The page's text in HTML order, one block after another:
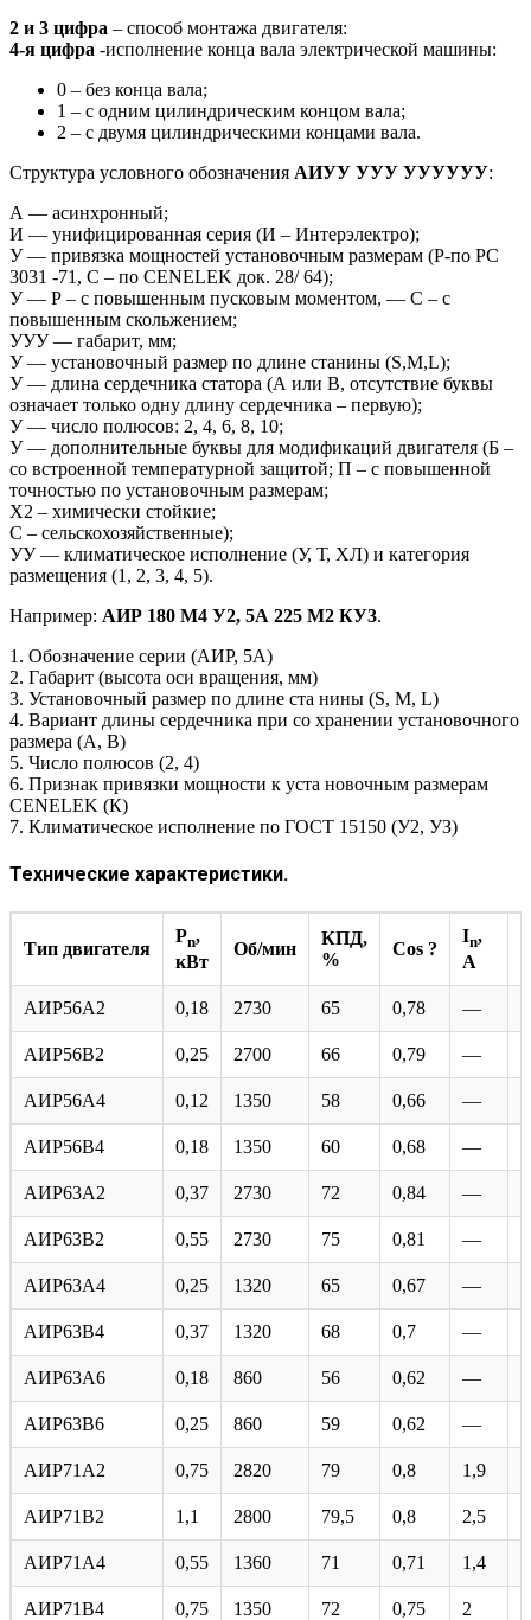
2 и 3 цифра – способ монтажа двигателя:
4-я цифра -исполнение конца вала электрической машины:
0 – без конца вала;
1 – с одним цилиндрическим концом вала;
2 – с двумя цилиндрическими концами вала.
Структура условного обозначения АИУУ УУУ УУУУУУ:
А — асинхронный;
И — унифицированная серия (И – Интерэлектро);
У — привязка мощностей установочным размерам (Р-по PC
3031 -71, С – по CENELEK док. 28/ 64);
У — Р – с повышенным пусковым моментом, — С – с
повышенным скольжением;
УУУ — габарит, мм;
У — установочный размер по длине станины (S,M,L);
У — длина сердечника статора (А или В, отсутствие буквы
означает только одну длину сердечника – первую);
У — число полюсов: 2, 4, 6, 8, 10;
У — дополнительные буквы для модификаций двигателя (Б –
со встроенной температурной защитой; П – с повышенной
точностью по установочным размерам;
Х2 – химически стойкие;
С – сельскохозяйственные);
УУ — климатическое исполнение (У, Т, ХЛ) и категория
размещения (1, 2, 3, 4, 5).
Например: АИР 180 М4 У2, 5А 225 М2 КУ3.
1. Обозначение серии (АИР, 5А)
2. Габарит (высота оси вращения, мм)
3. Установочный размер по длине ста нины (S, M, L)
4. Вариант длины сердечника при со хранении установочного
размера (А, В)
5. Число полюсов (2, 4)
6. Признак привязки мощности к уста новочным размерам
CENELEK (К)
7. Климатическое исполнение по ГОСТ 15150 (У2, УЗ)
Технические характеристики.
Тип двигателя
Pn,
кВт
Об/мин
КПД,
%
Cos ?
In,
А
АИР56А2 0,18 2730 65 0,78 —
АИР56В2 0,25 2700 66 0,79 —
АИР56А4 0,12 1350 58 0,66 —
АИР56В4 0,18 1350 60 0,68 —
АИР63А2 0,37 2730 72 0,84 —
АИР63В2 0,55 2730 75 0,81 —
АИР63А4 0,25 1320 65 0,67 —
АИР63В4 0,37 1320 68 0,7 —
АИР63А6 0,18 860 56 0,62 —
АИР63В6 0,25 860 59 0,62 —
АИР71А2 0,75 2820 79 0,8 1,9
АИР71В2 1,1 2800 79,5 0,8 2,5
АИР71А4 0,55 1360 71 0,71 1,4
АИР71В4 0,75 1350 72 0,75 2